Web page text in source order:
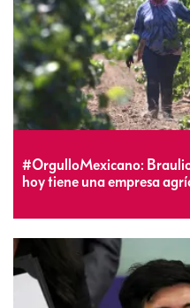
#OrgulloMexicano:
hoy tiene una empresa